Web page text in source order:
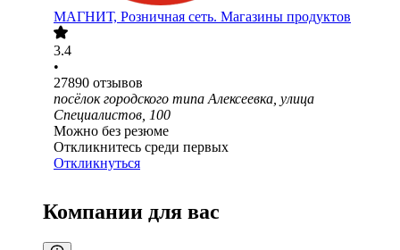
МАГНИТ, Розничная сеть. Магазины продуктов
3.4
•
27890 отзывов
посёлок городского типа Алексеевка, улица
Специалистов, 100
Можно без резюме
Откликнитесь среди первых
Откликнуться
Компании для вас